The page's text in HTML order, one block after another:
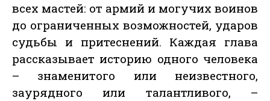
всех мастей: от армий и могучих воинов
до ограниченных возможностей, ударов
судьбы и притеснений. Каждая глава
рассказывает историю одного человека
– знаменитого или неизвестного,
заурядного или талантливого, –